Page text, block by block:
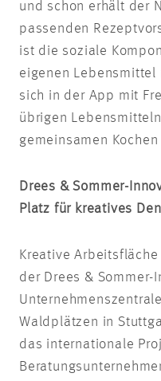
und schon erhält der
passenden
ist die soziale
eigenen Lebensmittel
sich in der App mit
übrigen
gemeinsamen
Drees & Sommer-
Platz für kreatives
Kreative
der Drees &
Waldplätzen in
das internationale